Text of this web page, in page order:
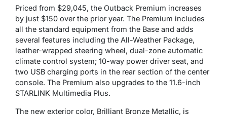
Priced from $29,045, the Outback Premium increases
by just $150 over the prior year. The Premium includes
all the standard equipment from the Base and adds
several features including the All-Weather Package,
leather-wrapped steering wheel, dual-zone automatic
climate control system; 10-way power driver seat, and
two USB charging ports in the rear section of the center
console. The Premium also upgrades to the 11.6-inch
STARLINK Multimedia Plus.
The new exterior color, Brilliant Bronze Metallic, is